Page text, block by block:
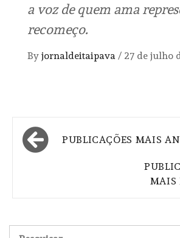
a voz de quem ama
recomeço.
By jornaldeitaipava / 27 de julho
Navegação
por
PUBLICAÇÕES MAIS
MAIS